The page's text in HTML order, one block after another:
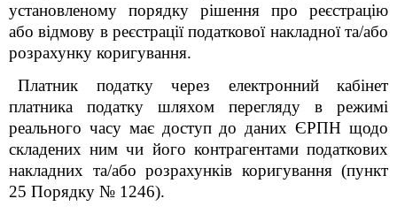
установленому порядку рішення про реєстрацію
або відмову в реєстрації податкової накладної та/або
розрахунку коригування.
Платник податку через електронний кабінет
платника податку шляхом перегляду в режимі
реального часу має доступ до даних ЄРПН щодо
складених ним чи його контрагентами податкових
накладних та/або розрахунків коригування (пункт
25 Порядку № 1246).